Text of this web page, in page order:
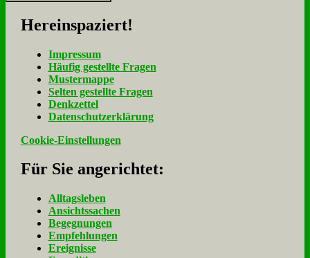
Her­ein­spa­ziert!
Im­pres­sum
Häu­fig ge­stell­te Fra­gen
Mu­ster­map­pe
Sel­ten ge­stell­te Fra­gen
Denk­zet­tel
Da­ten­schutz­er­klä­rung
Cookie-Einstellungen
Für Sie an­ge­rich­tet:
Alltagsleben
Ansichtssachen
Begegnungen
Empfehlungen
Ereignisse